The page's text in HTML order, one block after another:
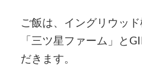
ご飯は、イングリウッ
「三ツ星ファーム」と
だきます。